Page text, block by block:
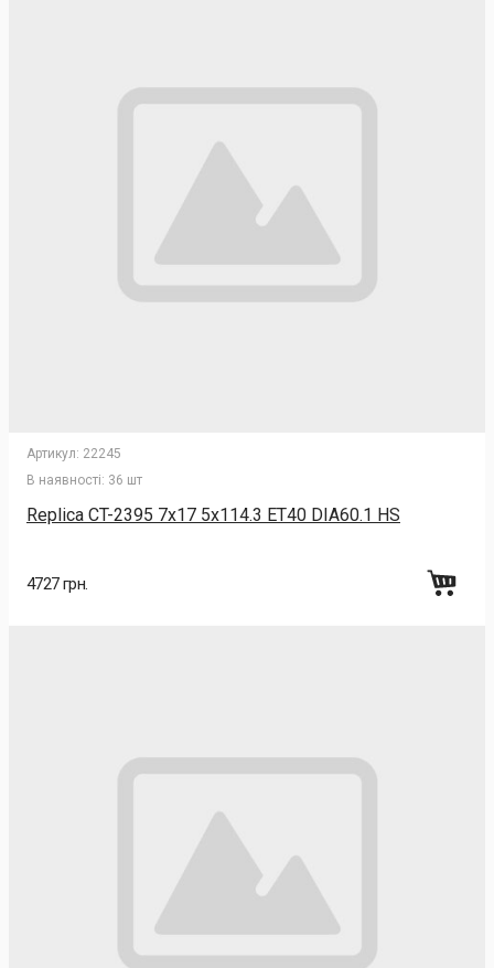
Артикул: 22245
В наявності: 36 шт
Replica CT-2395 7x17 5x114.3 ET40 DIA60.1 HS
4727 грн.